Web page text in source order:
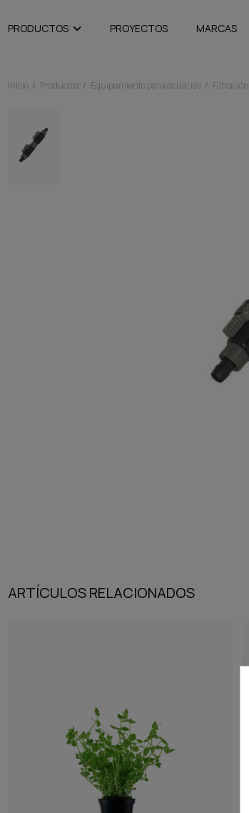
PRODUCTOS PROYECTOS MARCAS
Inicio Productos Equipamiento para acuarios Filtración
ARTÍCULOS RELACIONADOS